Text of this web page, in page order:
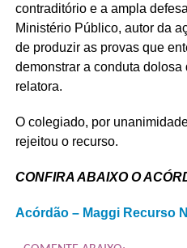
contraditório e a ampla
Ministério Público, autor da
de produzir as provas que
demonstrar a conduta dolosa
relatora.
O colegiado, por
rejeitou o recurso.
CONFIRA ABAIXO O
Acórdão – Maggi Recurso